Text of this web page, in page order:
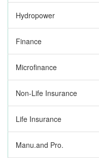
Hydropower
Finance
Microfinance
Non-Life Insurance
Life Insurance
Manu.and Pro.